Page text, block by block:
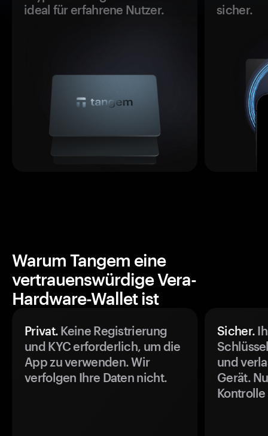
ideal für erfahrene Nutzer.
sicher.
Warum Tangem eine
vertrauenswürdige Vera-
Hardware-Wallet ist
Privat. Keine Registrierung
und KYC erforderlich, um die
App zu verwenden. Wir
verfolgen Ihre Daten nicht.
Sicher.
und
Gerät.